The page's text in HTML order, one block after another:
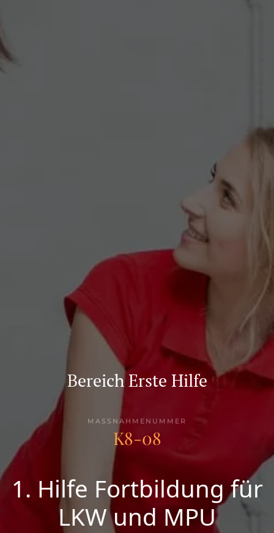
Bereich Erste Hilfe
MASSNAHMENUMMER
K8-08
1. Hilfe Fortbildung für
LKW und MPU